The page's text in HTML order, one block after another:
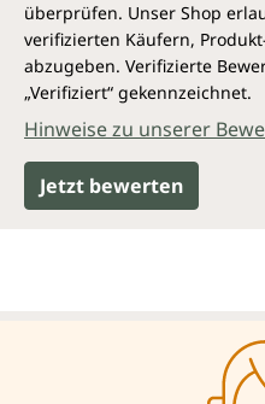
überprüfen. Unser Shop
verifizierten Käufern,
abzugeben. Verifizierte
„Verifiziert“ gekennzeichnet.
Hinweise zu unserer
Jetzt bewerten